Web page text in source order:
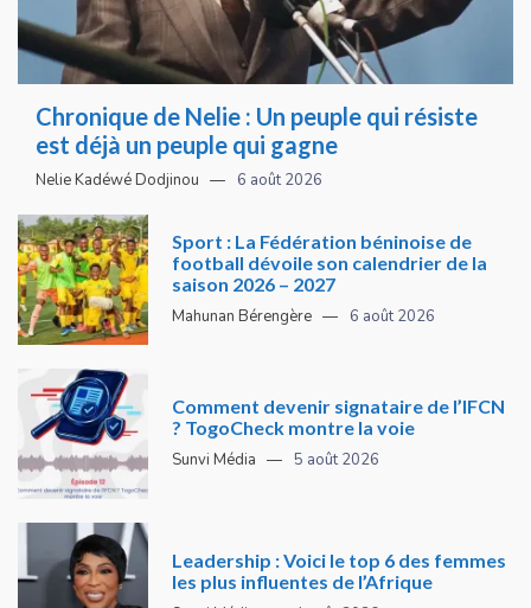
Chronique de Nelie : Un peuple qui résiste
est déjà un peuple qui gagne
Nelie Kadéwé Dodjinou 6 août 2026
Sport : La Fédération béninoise de
football dévoile son calendrier de la
saison 2026 – 2027
Mahunan Bérengère 6 août 2026
Comment devenir signataire de l’IFCN
? TogoCheck montre la voie
Sunvi Média 5 août 2026
Leadership : Voici le top 6 des femmes
les plus influentes de l’Afrique